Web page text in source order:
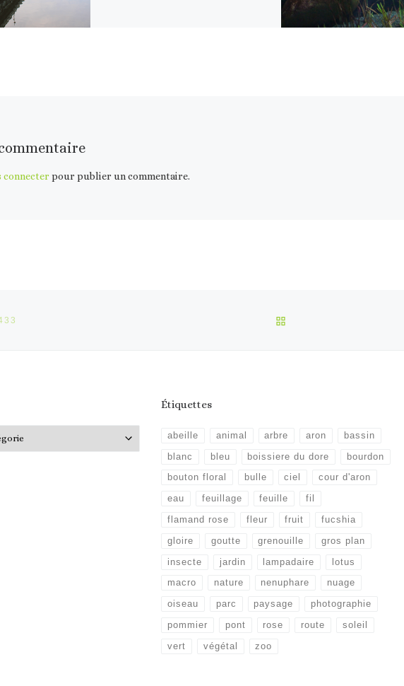
connecter pour publier un commentaire.
articles
Étiquettes
abeille animal arbre aron bassin
blanc bleu boissiere du dore bourdon
bouton floral bulle ciel cour d'aron
eau feuillage feuille fil
flamand rose fleur fruit fucshia
gloire goutte grenouille gros plan
insecte jardin lampadaire lotus
macro nature nenuphare nuage
oiseau parc paysage photographie
pommier pont rose route soleil
vert végétal zoo